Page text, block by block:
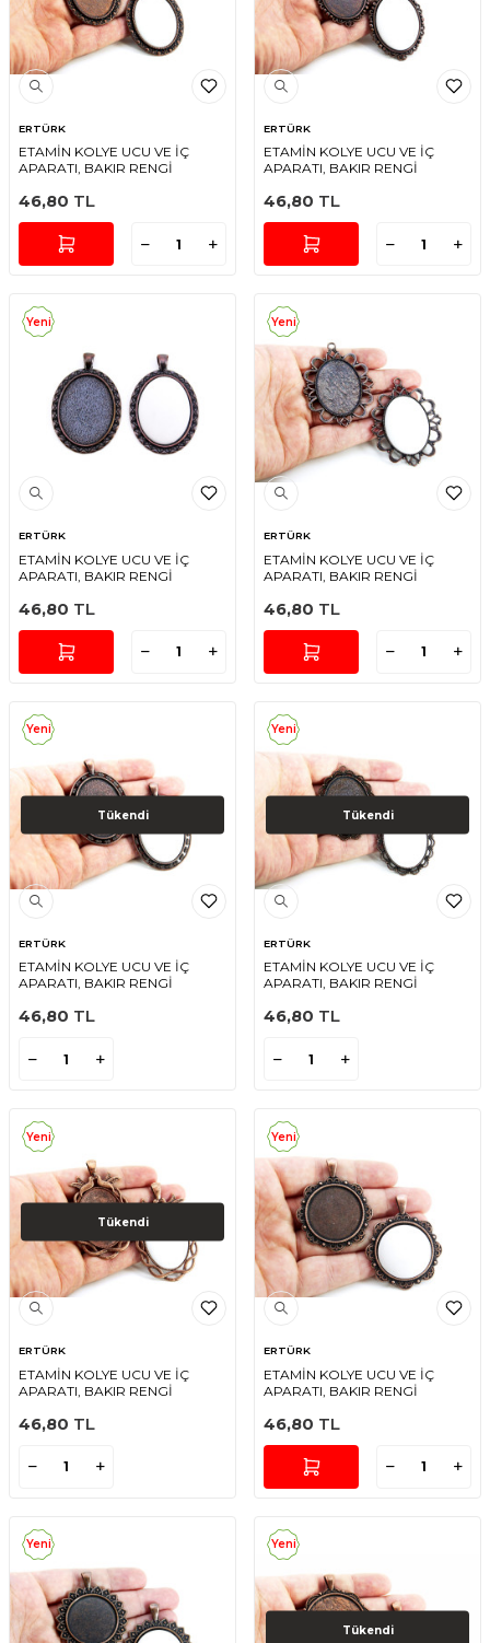
ERTÜRK
ETAMİN KOLYE UCU VE İÇ
APARATI, BAKIR RENGİ
46,80 TL
ERTÜRK
ETAMİN KOLYE UCU VE İÇ
APARATI, BAKIR RENGİ
46,80 TL
Yeni
ERTÜRK
ETAMİN KOLYE UCU VE İÇ
APARATI, BAKIR RENGİ
46,80 TL
Yeni
ERTÜRK
ETAMİN KOLYE UCU VE İÇ
APARATI, BAKIR RENGİ
46,80 TL
Yeni
Tükendi
ERTÜRK
ETAMİN KOLYE UCU VE İÇ
APARATI, BAKIR RENGİ
46,80 TL
Yeni
Tükendi
ERTÜRK
ETAMİN KOLYE UCU VE İÇ
APARATI, BAKIR RENGİ
46,80 TL
Yeni
Tükendi
ERTÜRK
ETAMİN KOLYE UCU VE İÇ
APARATI, BAKIR RENGİ
46,80 TL
Yeni
ERTÜRK
ETAMİN KOLYE UCU VE İÇ
APARATI, BAKIR RENGİ
46,80 TL
Yeni Yeni
Tükendi